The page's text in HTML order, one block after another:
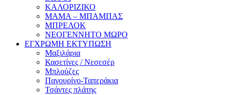
ΚΑΛΟΡΙΖΙΚΟ
ΜΑΜΑ – ΜΠΑΜΠΑΣ
ΜΠΡΕΛΟΚ
ΝΕΟΓΕΝΝΗΤΟ ΜΩΡΟ
ΕΓΧΡΩΜΗ ΕΚΤΥΠΩΣΗ
Μαξιλάρια
Κασετίνες / Νεσεσέρ
Μπλούζες
Παγουρίνο-Ταπεράκια
Τσάντες πλάτης